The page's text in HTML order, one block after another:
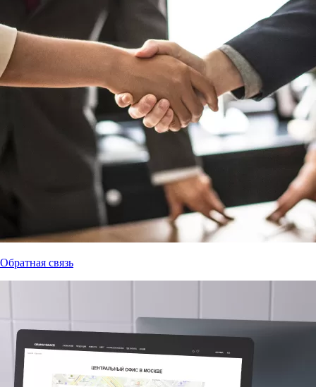
Обратная связь